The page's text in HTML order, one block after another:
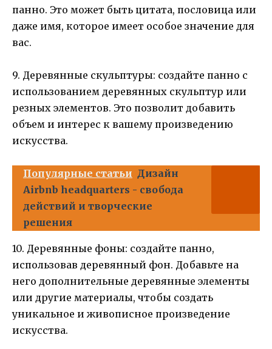
панно. Это может быть цитата, пословица или
даже имя, которое имеет особое значение для
вас.
9. Деревянные скульптуры: создайте панно с
использованием деревянных скульптур или
резных элементов. Это позволит добавить
объем и интерес к вашему произведению
искусства.
Популярные статьи Дизайн
Airbnb headquarters - свобода
действий и творческие
решения
10. Деревянные фоны: создайте панно,
использовав деревянный фон. Добавьте на
него дополнительные деревянные элементы
или другие материалы, чтобы создать
уникальное и живописное произведение
искусства.